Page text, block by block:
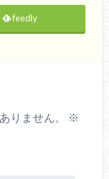
feedly
りません。
※